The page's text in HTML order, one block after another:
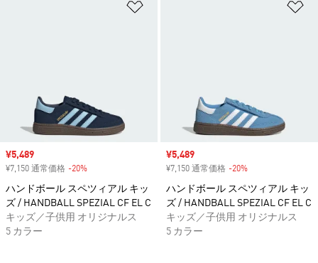
セール価格
¥5,489
¥7,150 通常価格 -20%
ハンドボール スペツィアル キッ
ズ / HANDBALL SPEZIAL CF EL C
キッズ／子供用 オリジナルス
5 カラー
セール価格
¥5,489
¥7,150 通常価格 -20%
ハンドボール スペツィアル キッ
ズ / HANDBALL SPEZIAL CF EL C
キッズ／子供用 オリジナルス
5 カラー